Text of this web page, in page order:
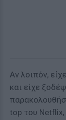
Αν λοιπόν,
και είχε
top του